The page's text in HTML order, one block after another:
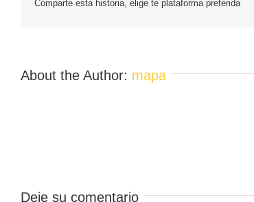
Comparte esta historia, elige te plataforma preferida
About the Author: mapa
Deje su comentario